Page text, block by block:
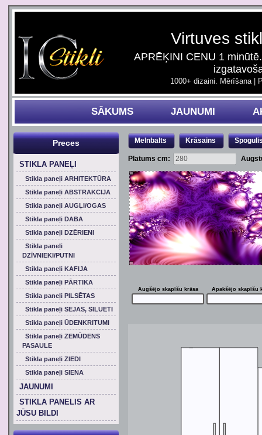
Virtuves
APRĒĶINI CENU 1
1000+ dizaini. Mērīšana |
SĀKUMS JAUNUMI
Melnbalts Krāsains
Platums cm:
Augšējo skapīšu krāsa Apakšējo skapīšu
Preces
STIKLA PANEĻI
Stikla paneļi ARHITEKTŪRA
Stikla paneļi ABSTRAKCIJA
Stikla paneļi AUGĻI/OGAS
Stikla paneļi DABA
Stikla paneļi DZĒRIENI
Stikla paneļi
DZĪVNIEKI/PUTNI
Stikla paneļi KAFIJA
Stikla paneļi PĀRTIKA
Stikla paneļi PILSĒTAS
Stikla paneļi SEJAS, SILUETI
Stikla paneļi ŪDENKRITUMI
Stikla paneļi ZEMŪDENS
PASAULE
Stikla paneļi ZIEDI
Stikla paneļi SIENA
JAUNUMI
STIKLA PANELIS AR
JŪSU BILDI